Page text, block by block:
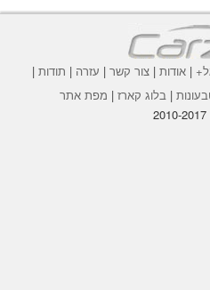
|אודות |צור קשר | עזרה | תודות |
| בלוג קארז | מפת אתר